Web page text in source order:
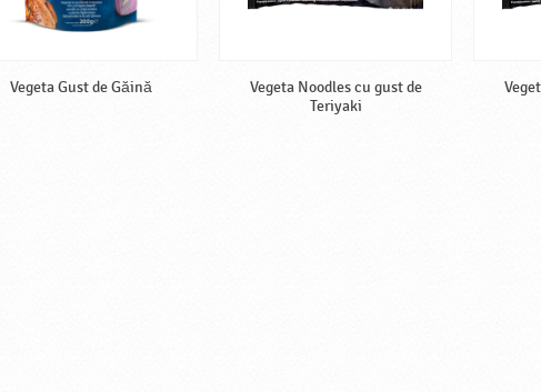
Vegeta Gust de Găină
Vegeta Noodles cu gust de
Teriyaki